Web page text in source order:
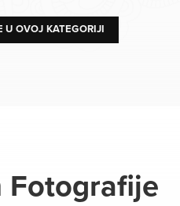
U OVOJ KATEGORIJI
Fotografije